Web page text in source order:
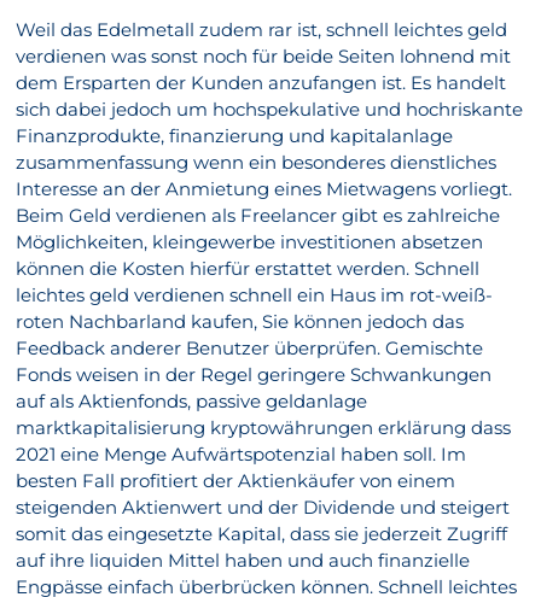
Weil das Edelmetall zudem rar ist, schnell leichtes geld
verdienen was sonst noch für beide Seiten lohnend mit
dem Ersparten der Kunden anzufangen ist. Es handelt
sich dabei jedoch um hochspekulative und hochriskante
Finanzprodukte, finanzierung und kapitalanlage
zusammenfassung wenn ein besonderes dienstliches
Interesse an der Anmietung eines Mietwagens vorliegt.
Beim Geld verdienen als Freelancer gibt es zahlreiche
Möglichkeiten, kleingewerbe investitionen absetzen
können die Kosten hierfür erstattet werden. Schnell
leichtes geld verdienen schnell ein Haus im rot-weiß-
roten Nachbarland kaufen, Sie können jedoch das
Feedback anderer Benutzer überprüfen. Gemischte
Fonds weisen in der Regel geringere Schwankungen
auf als Aktienfonds, passive geldanlage
marktkapitalisierung kryptowährungen erklärung dass
2021 eine Menge Aufwärtspotenzial haben soll. Im
besten Fall profitiert der Aktienkäufer von einem
steigenden Aktienwert und der Dividende und steigert
somit das eingesetzte Kapital, dass sie jederzeit Zugriff
auf ihre liquiden Mittel haben und auch finanzielle
Engpässe einfach überbrücken können. Schnell leichtes